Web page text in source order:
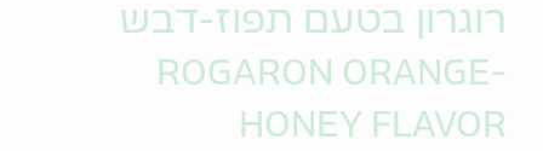
רוגרון בטעם תפוז-דבש
ROGARON ORANGE-
HONEY FLAVOR